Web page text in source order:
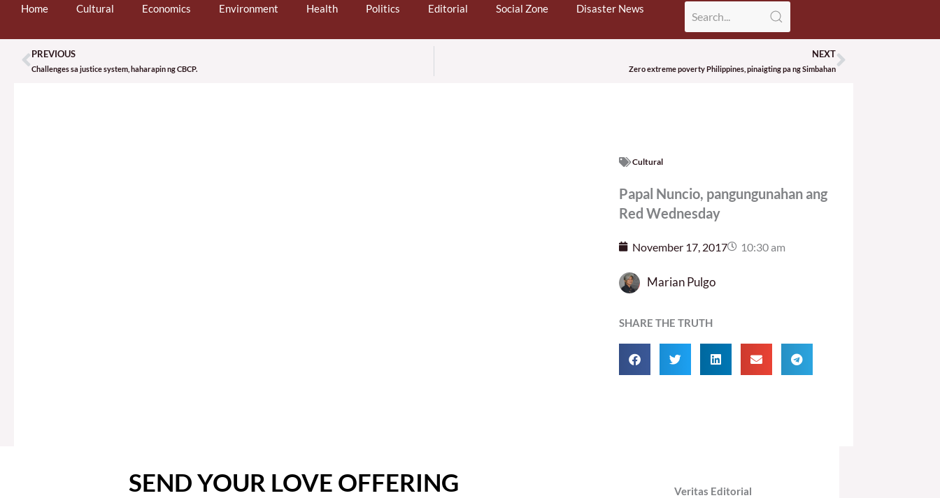
Home Cultural Economics Environment Health Politics Editorial Social Zone Disaster News
Prev
PREVIOUS
Challenges sa justice system, haharapin ng CBCP.
NEXT
Zero extreme poverty Philippines, pinaigting pa ng SimbahanNext
Cultural
Papal Nuncio, pangungunahan ang
Red Wednesday
November 17, 2017 10:30 am
Marian Pulgo
SHARE THE TRUTH
SEND YOUR LOVE OFFERING Veritas Editorial